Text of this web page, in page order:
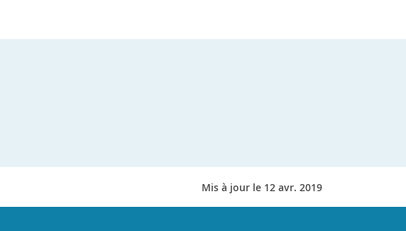
Mis à jour le 12 avr. 2019